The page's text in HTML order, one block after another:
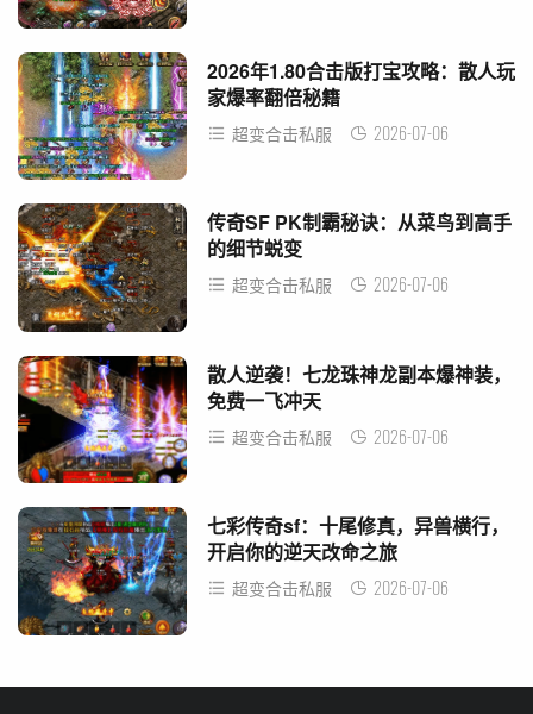
2026年1.80合击版打宝攻略：散人玩
家爆率翻倍秘籍
超变合击私服 2026-07-06
传奇SF PK制霸秘诀：从菜鸟到高手
的细节蜕变
超变合击私服 2026-07-06
散人逆袭！七龙珠神龙副本爆神装，
免费一飞冲天
超变合击私服 2026-07-06
七彩传奇sf：十尾修真，异兽横行，
开启你的逆天改命之旅
超变合击私服 2026-07-06